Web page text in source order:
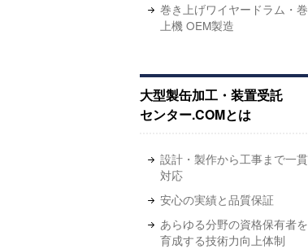
巻き上げワイヤードラム・巻
上機 OEM製造
大型製缶加工・装置受託
センター.COMとは
設計・製作から工事まで一貫
対応
安心の実績と品質保証
あらゆる分野の資格保有者を
育成する技術力向上体制